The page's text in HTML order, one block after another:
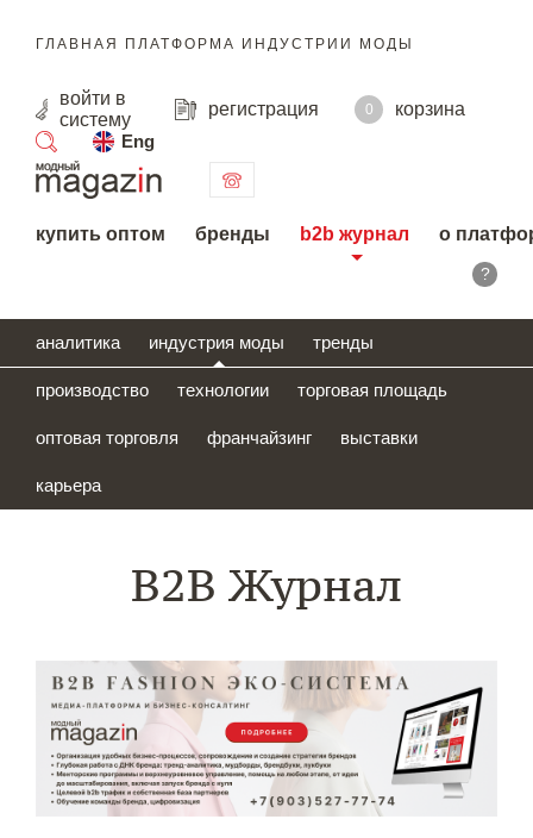
ГЛАВНАЯ ПЛАТФОРМА ИНДУСТРИИ МОДЫ
войти в
систему
регистрация 0
корзина
Eng
поиск
купить оптом бренды b2b журнал о
?
аналитика индустрия моды тренды
производство технологии торговая площадь
оптовая торговля франчайзинг выставки
карьера
B2B Журнал